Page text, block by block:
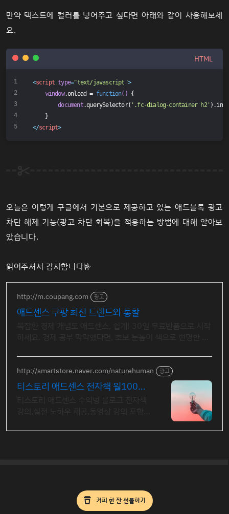
만약 텍스트에 컬러를 넣어주고 싶다면 아래와 같이 사용해보세
요.
HTML
<script type="text/javascript">
window.onload = function( ) {
document.querySelector( '.fc-dialog-container h2'
    }
</script>
오늘은 이렇게 구글에서 기본으로 제공하고 있는 애드블록 광고
차단 해제 기능(광고 차단 회복)을 적용하는 방법에 대해 알아보
았습니다.
읽어주셔서 감사합니다🤟
http://m.coupang.com 광고
애드센스 쿠팡 최신 트렌드와 통찰
http://smartstore.naver.com/naturehuman 광고
티스토리 애드센스 전자책 월100만
책과 동영상으로 초보자도 쉽게 배워요!
커피 한 잔 선물하기